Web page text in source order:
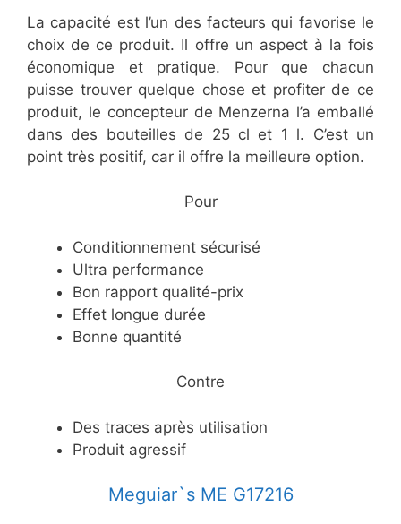
La capacité est l’un des facteurs qui favorise le
choix de ce produit. Il offre un aspect à la fois
économique et pratique. Pour que chacun
puisse trouver quelque chose et profiter de ce
produit, le concepteur de Menzerna l’a emballé
dans des bouteilles de 25 cl et 1 l. C’est un
point très positif, car il offre la meilleure option.
​Pour
​Conditionnement sécurisé
​Ultra performance
​Bon rapport qualité-prix
​Effet longue durée
​Bonne quantité
​Contre
​Des traces après utilisation
​Produit agressif
​Meguiar`s ME G17216